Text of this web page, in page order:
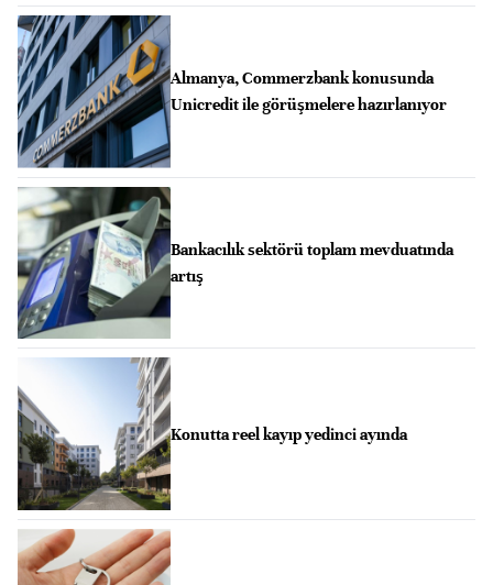
Almanya, Commerzbank konusunda
Unicredit ile görüşmelere hazırlanıyor
Bankacılık sektörü toplam mevduatında
artış
Konutta reel kayıp yedinci ayında